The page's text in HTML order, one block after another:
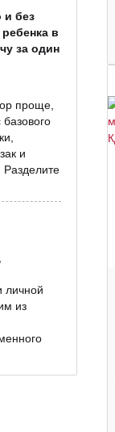
и без
в
за один
проще,
и
Разделите
личной
из